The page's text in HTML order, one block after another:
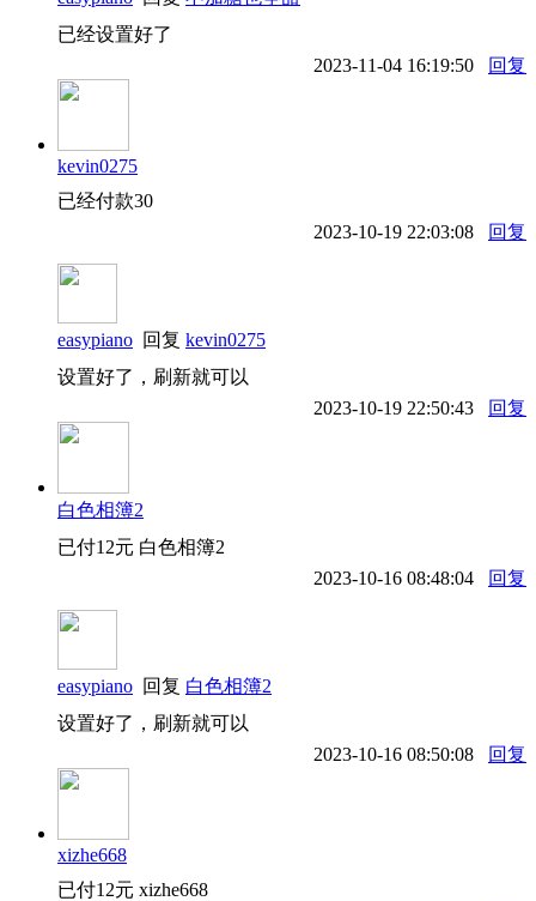
已经设置好了
2023-11-04 16:19:50
回复
kevin0275
已经付款30
2023-10-19 22:03:08
回复
easypiano 回复 kevin0275
设置好了，刷新就可以
2023-10-19 22:50:43
回复
白色相簿2
已付12元 白色相簿2
2023-10-16 08:48:04
回复
easypiano 回复 白色相簿2
设置好了，刷新就可以
2023-10-16 08:50:08
回复
xizhe668
已付12元 xizhe668